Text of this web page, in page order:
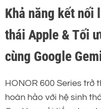
Khả năng kết nối
thái Apple & Tối
cùng Google
HONOR 600 Series trở
hoàn hảo với hệ sinh